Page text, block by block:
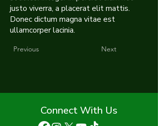
justo viverra, a placerat elit mattis.
Donec dictum magna vitae est
ullamcorper lacinia.
Previous Next
Connect With Us